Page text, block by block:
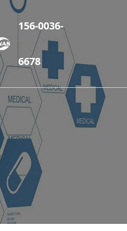
156-0036-
6678